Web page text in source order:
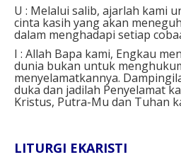
U : Melalui salib, ajarlah kami
cinta kasih yang akan
dalam menghadapi setiap
I : Allah Bapa kami, Engkau
dunia bukan untuk
menyelamatkannya.
duka dan jadilah Penyelamat
Kristus, Putra-Mu dan Tuhan
LITURGI EKARISTI⁣